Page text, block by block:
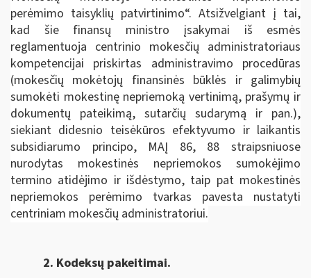
perėmimo taisyklių patvirtinimo“. Atsižvelgiant į tai,
kad šie finansų ministro įsakymai iš esmės
reglamentuoja centrinio mokesčių administratoriaus
kompetencijai priskirtas administravimo procedūras
(mokesčių mokėtojų finansinės būklės ir galimybių
sumokėti mokestinę nepriemoką vertinimą, prašymų ir
dokumentų pateikimą, sutarčių sudarymą ir pan.),
siekiant didesnio teisėkūros efektyvumo ir laikantis
subsidiarumo principo, MAĮ 86, 88 straipsniuose
nurodytas mokestinės nepriemokos sumokėjimo
termino atidėjimo ir išdėstymo, taip pat mokestinės
nepriemokos perėmimo tvarkas pavesta nustatyti
centriniam mokesčių administratoriui.
2. Kodeksų pakeitimai.